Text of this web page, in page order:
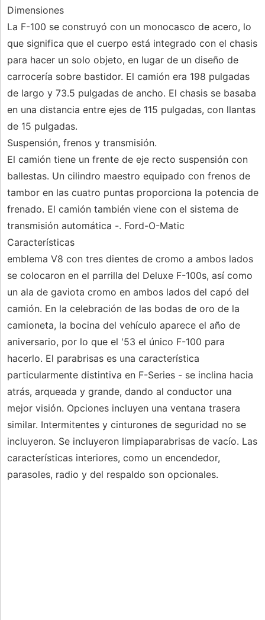
Dimensiones
La F-100 se construyó con un monocasco de acero, lo
que significa que el cuerpo está integrado con el chasis
para hacer un solo objeto, en lugar de un diseño de
carrocería sobre bastidor. El camión era 198 pulgadas
de largo y 73.5 pulgadas de ancho. El chasis se basaba
en una distancia entre ejes de 115 pulgadas, con llantas
de 15 pulgadas.
Suspensión, frenos y transmisión.
El camión tiene un frente de eje recto suspensión con
ballestas. Un cilindro maestro equipado con frenos de
tambor en las cuatro puntas proporciona la potencia de
frenado. El camión también viene con el sistema de
transmisión automática -. Ford-O-Matic
Características
emblema V8 con tres dientes de cromo a ambos lados
se colocaron en el parrilla del Deluxe F-100s, así como
un ala de gaviota cromo en ambos lados del capó del
camión. En la celebración de las bodas de oro de la
camioneta, la bocina del vehículo aparece el año de
aniversario, por lo que el '53 el único F-100 para
hacerlo. El parabrisas es una característica
particularmente distintiva en F-Series - se inclina hacia
atrás, arqueada y grande, dando al conductor una
mejor visión. Opciones incluyen una ventana trasera
similar. Intermitentes y cinturones de seguridad no se
incluyeron. Se incluyeron limpiaparabrisas de vacío. Las
características interiores, como un encendedor,
parasoles, radio y del respaldo son opcionales.